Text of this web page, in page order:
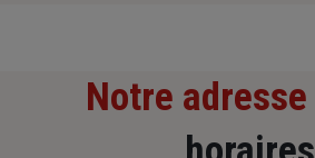
Notre adresse